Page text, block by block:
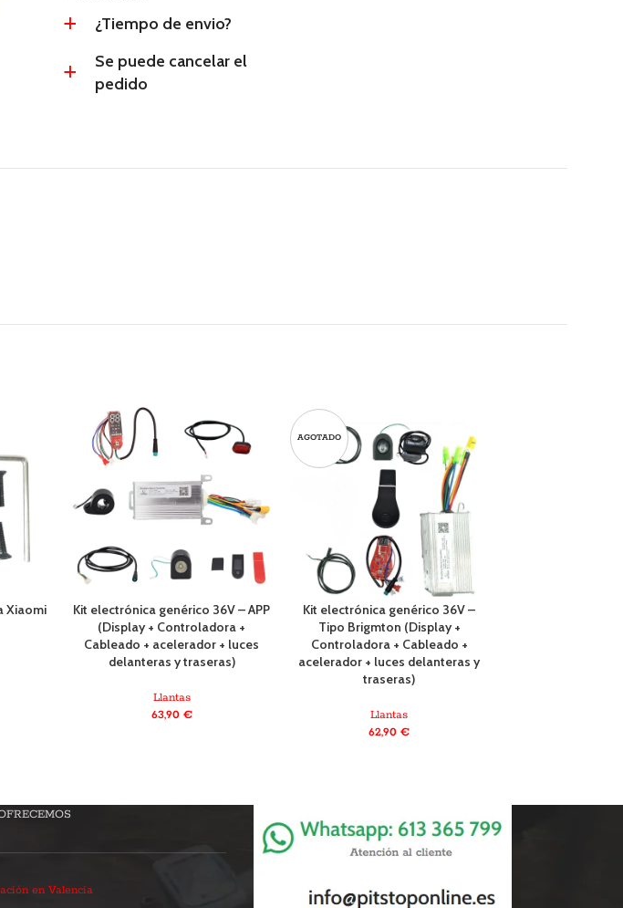
a ¿Tiempo de envio?
a
Se puede cancelar el
pedido
Xiaomi
Kit electrónica genérico 36V – APP
(Display + Controladora +
Cableado + acelerador + luces
delanteras y traseras)
Llantas
63,90 €
AGOTADO
Kit electrónica genérico 36V –
Tipo Brigmton (Display +
Controladora + Cableado +
acelerador + luces delanteras y
traseras)
Llantas
62,90€
en Valencia